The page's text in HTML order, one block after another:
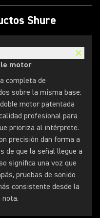
Shure
motor
completa de
sobre la misma base:
motor patentada
profesional para
prioriza al intérprete.
precisión dan forma a
de que la señal llegue a
significa una voz que
pruebas de sonido
consistente desde la